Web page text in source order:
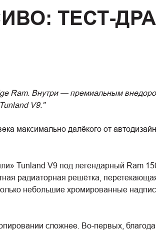
ТЕСТ-
Ram. Внутри — премиальным
V9."
максимально далёкого от
Tunland V9 под легендарный Ram
радиаторная решётка,
небольшие хромированные
сложнее. Во-первых,